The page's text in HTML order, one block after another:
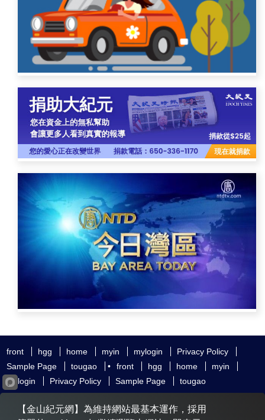
front hgg home myin mylogin
Privacy Policy
Sample Page
tougao • front hgg home
myin
mylogin
Privacy Policy Sample Page tougao
友好鏈接 追查國際 新唐人電視
神韻藝術團
【金山紀元網】為維持網站最基本運作，採用